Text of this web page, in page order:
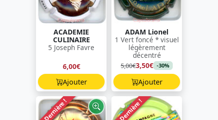
ACADEMIE
CULINAIRE
5 Joseph Favre
6,00€
Ajouter
ADAM Lionel
1 Vert foncé * visuel
légèrement
décentré
5,00€3,50€ -30%
Ajouter
Dernière ! Dernière !